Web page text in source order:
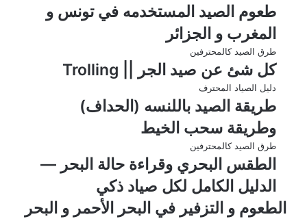
طعوم الصيد المستخدمه في تونس و
المغرب و الجزائر
طرق الصيد كالمحترفين
كل شئ عن صيد الجر || Trolling
دليل الصياد المحترف
طريقة الصيد باللنسه (الحداف)
وطريقة سحب الخيط
طرق الصيد كالمحترفين
الطقس البحري وقراءة حالة البحر —
الدليل الكامل لكل صياد ذكي
الطعوم و التزفير في البحر الأحمر و البحر